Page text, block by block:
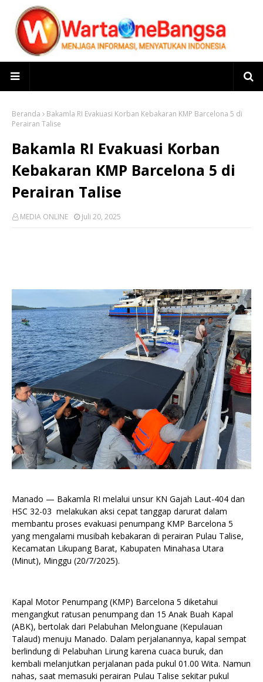
Beranda
Bakamla RI Evakuasi Korban Kebakaran KMP Barcelona 5 di
Perairan Talise
Bakamla RI Evakuasi Korban
Kebakaran KMP Barcelona 5 di
Perairan Talise
MEDIA ONLINE Juli 20, 2025
Manado — Bakamla RI melalui unsur KN Gajah Laut-404 dan
HSC 32-03 melakukan aksi cepat tanggap darurat dalam
membantu proses evakuasi penumpang KMP Barcelona 5
yang mengalami musibah kebakaran di perairan Pulau Talise,
Kecamatan Likupang Barat, Kabupaten Minahasa Utara
(Minut), Minggu (20/7/2025).
Kapal Motor Penumpang (KMP) Barcelona 5 diketahui
mengangkut ratusan penumpang dan 15 Anak Buah Kapal
(ABK), bertolak dari Pelabuhan Melonguane (Kepulauan
Talaud) menuju Manado. Dalam perjalanannya, kapal sempat
berlindung di Pelabuhan Lirung karena cuaca buruk, dan
kembali melanjutkan perjalanan pada pukul 01.00 Wita. Namun
nahas, saat memasuki perairan Pulau Talise sekitar pukul